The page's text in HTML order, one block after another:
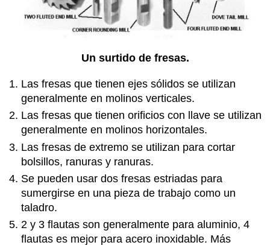
Un surtido de fresas.
Las fresas que tienen ejes sólidos se utilizan
generalmente en molinos verticales.
Las fresas que tienen orificios con llave se utilizan
generalmente en molinos horizontales.
Las fresas de extremo se utilizan para cortar
bolsillos, ranuras y ranuras.
Se pueden usar dos fresas estriadas para
sumergirse en una pieza de trabajo como un
taladro.
2 y 3 flautas son generalmente para aluminio, 4
flautas es mejor para acero inoxidable. Más